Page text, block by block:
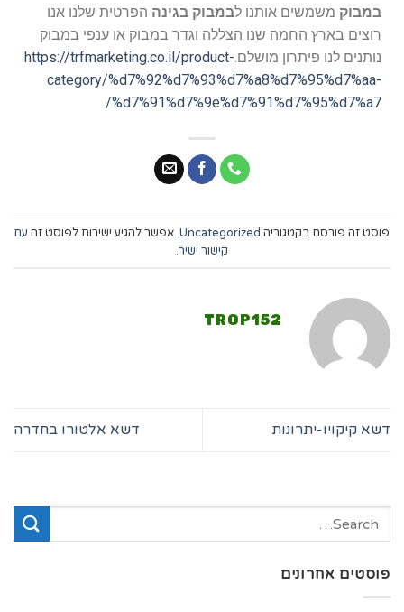
במבוק משמשים אותנו לבמבוק בגינה הפרטית שלנו אנו
רוצים בארץ החמה שנו הצללה וגדר במבוק או ענפי במבוק
נותנים לנו פיתרון מושלם. https://trfmarketing.co.il/product-
category/%d7%92%d7%93%d7%a8%d7%95%d7%aa-
%d7%91%d7%9e%d7%91%d7%95%d7%a7/
פוסט זה פורסם בקטגוריה Uncategorized. אפשר להגיע ישירות לפוסט זה עם
קישור ישיר.
TROP152
דשא קיקויו-יתרונות דשא אלטורו בחדרה
פוסטים אחרונים